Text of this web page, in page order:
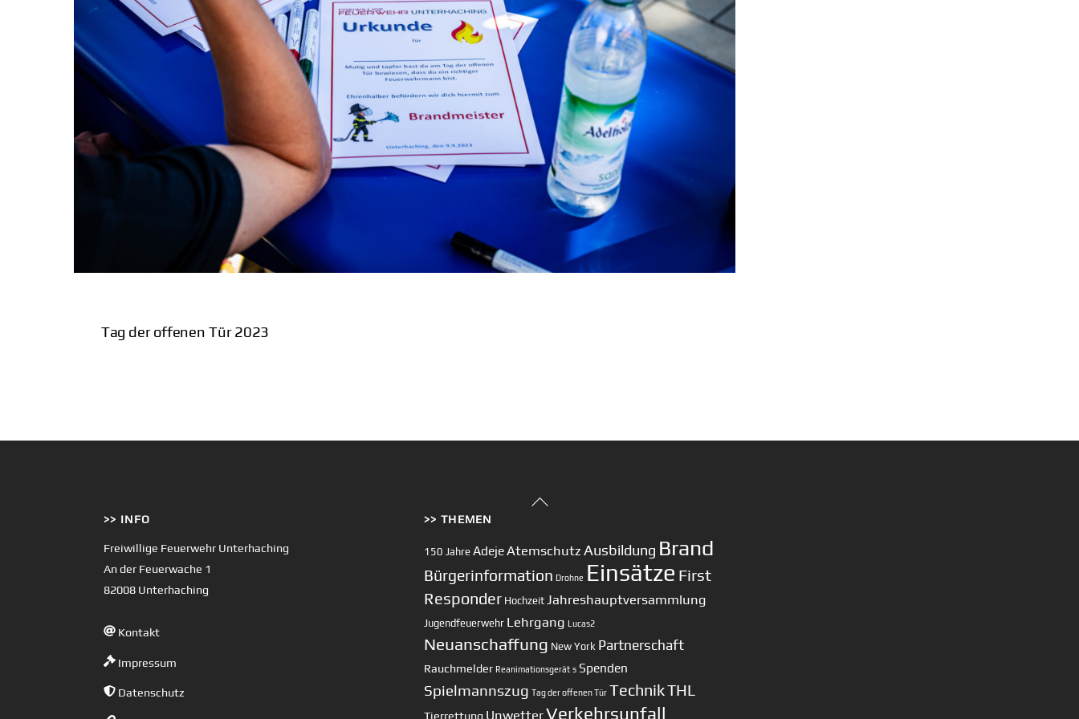
Tag der offenen Tür 2023
Back
>> INFO
Freiwillige Feuerwehr Unterhaching
An der Feuerwache 1
82008 Unterhaching
Kontakt
Impressum
Datenschutz
>> THEMEN
150 Jahre AdejeAtemschutz Ausbildung Brand
Bürgerinformation Drohne Einsätze First
Responder Hochzeit Jahreshauptversammlung
Jugendfeuerwehr Lehrgang Lucas2
Neuanschaffung New York Partnerschaft
Rauchmelder Reanimationsgerät s Spenden
Spielmannszug Tag der offenen Tür TechnikTHL
Tierrettung UnwetterVerkehrsunfall